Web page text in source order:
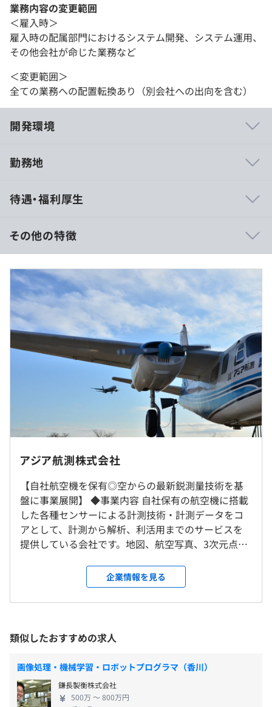
業務内容の変更範囲
＜雇入時＞
雇入時の配属部門におけるシステム開発、システム運用、
その他会社が命じた業務など
＜変更範囲＞
全ての業務への配置転換あり（別会社への出向を含む）
開発環境
展開している会社です。自社で航空機を6機保有してお
あります。
・アジア航測はお客様から「技術のアジア」と技術力の高
さをお褒めいただくことが多く、この評価は社員のプライ
ドでもあります。
・エンジニアの挑戦を応援するため、自分のやりたいこと
ができる土壌があります。会社から指示されたことをやる
のではなく、自分からやりたいことを企画提案できます。
またそういう意識を持って仕事ができる環境です。
・防災や市町村など案件の幅が広く、インプット機会が多
いです。社内にいる技術者はさまざまな知識に特化した有
意識者がたくさんおり、エンジニアとしてのスキル・経験
報として成果を公開しています）
・道路地図作成のための車載型レーザ計測点群の自動分類
・航空レーザ点群データ等からの広域の建物3次元モデル
の自動生成
・樹木管理のための航空レーザ点群データからの広葉樹単
木抽出
・河川堤防管理のための堤防の変状個所の抽出、評価手法
て外部研修やセミナーなどを受講できます。
・一部の資格については、社内講習や講習会参加費用の支
給があります。（資格取得後は、資格手当が支給されま
す）
勤務地
西日本支社（大阪市北区天満橋）での勤務、もしくはリモ
ート勤務（週1～2日程度）です。（在宅勤務手当支給）
就業場所の変更範囲
＜雇入時＞
西日本支社（大阪市北区天満橋 1-8-30）、又は労働者の
自宅若しくはサテライトオフィス
＜変更範囲＞
JR大阪環状線「桜ノ宮」駅西口より徒歩10分
JR東西線「大阪天満宮」駅1番出口より徒歩10分
待遇・福利厚生
モデル年収：6,750,000円（40歳、4等級、世帯主（自
宅）、保有資格なし、20時間残業）
※経験、年齢、能力を考慮の上、当社規定により決定しま
す。
は年収提示額を保証するものではありません）
9：00〜17：10
休憩時間：12：00〜13：00（60分）
完全週休2日制（休日は土日祝日）
※年間休日数120日以上
・在宅勤務手当
その他の特徴
アジア航測株式会社
【自社航空機を保有◎空からの最新鋭測量技術を基
盤に事業展開】 ◆事業内容 自社保有の航空機に搭載
した各種センサーによる計測技術・計測データをコ
アとして、計測から解析、利活用までのサービスを
提供している会社です。地図、航空写真、3次元点群
わるプログラム開発、利用・共有のためのシステム
開発、それらに関するコンサルティングを実施して
います。 ◆仕事内容 確かな技術力で、空間情報をコ
る仕事です。空間情報の処理・解析技術を駆使し、計
画策定に必要な数値シミュレーションやGIS（地理情
報システム）や計測技術をもとにシステム開発を実
施。また、豊富な業務支援の知識を活用し、自治体
業務支援システムを独自開発・提供しています。 現
企業情報を見る
類似したおすすめの求人
画像処理・機械学習・ロボットプログラマ（香川）
鎌長製衡株式会社
500万 〜 800万円